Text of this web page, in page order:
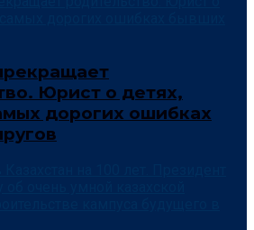
Юрист о детях,
дорогих ошибках